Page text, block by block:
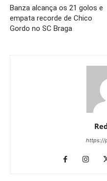
Banza alcança os 21 golos e
empata recorde de Chico
Gordo no SC Braga
https://